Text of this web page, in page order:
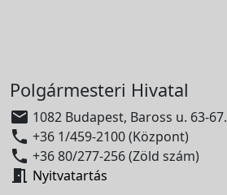
Polgármesteri Hivatal
 1082 Budapest, Baross u. 63-67.
 +36 1/459-2100 (Központ)
 +36 80/277-256 (Zöld szám)
 Nyitvatartás